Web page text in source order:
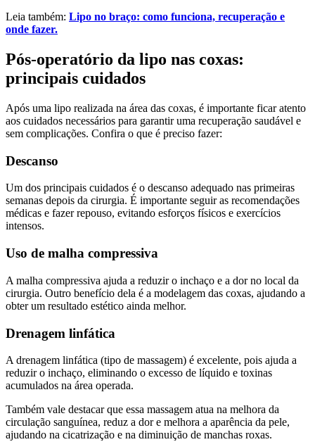
Leia também: Lipo no braço: como funciona, recuperação e
onde fazer.
Pós-operatório da lipo nas coxas:
principais cuidados
Após uma lipo realizada na área das coxas, é importante ficar atento
aos cuidados necessários para garantir uma recuperação saudável e
sem complicações. Confira o que é preciso fazer:
Descanso
Um dos principais cuidados é o descanso adequado nas primeiras
semanas depois da cirurgia. É importante seguir as recomendações
médicas e fazer repouso, evitando esforços físicos e exercícios
intensos.
Uso de malha compressiva
A malha compressiva ajuda a reduzir o inchaço e a dor no local da
cirurgia. Outro benefício dela é a modelagem das coxas, ajudando a
obter um resultado estético ainda melhor.
Drenagem linfática
A drenagem linfática (tipo de massagem) é excelente, pois ajuda a
reduzir o inchaço, eliminando o excesso de líquido e toxinas
acumulados na área operada.
Também vale destacar que essa massagem atua na melhora da
circulação sanguínea, reduz a dor e melhora a aparência da pele,
ajudando na cicatrização e na diminuição de manchas roxas.